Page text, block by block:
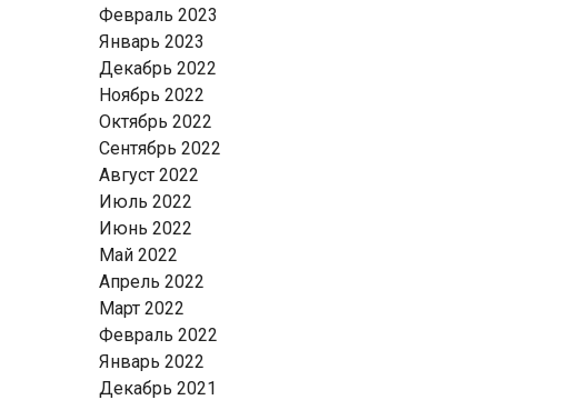
Февраль 2023
Январь 2023
Декабрь 2022
Ноябрь 2022
Октябрь 2022
Сентябрь 2022
Август 2022
Июль 2022
Июнь 2022
Май 2022
Апрель 2022
Март 2022
Февраль 2022
Январь 2022
Декабрь 2021